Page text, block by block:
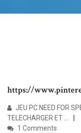
https://
JEU PC NEED FOR
TELECHARGER ET ...
1 Comments